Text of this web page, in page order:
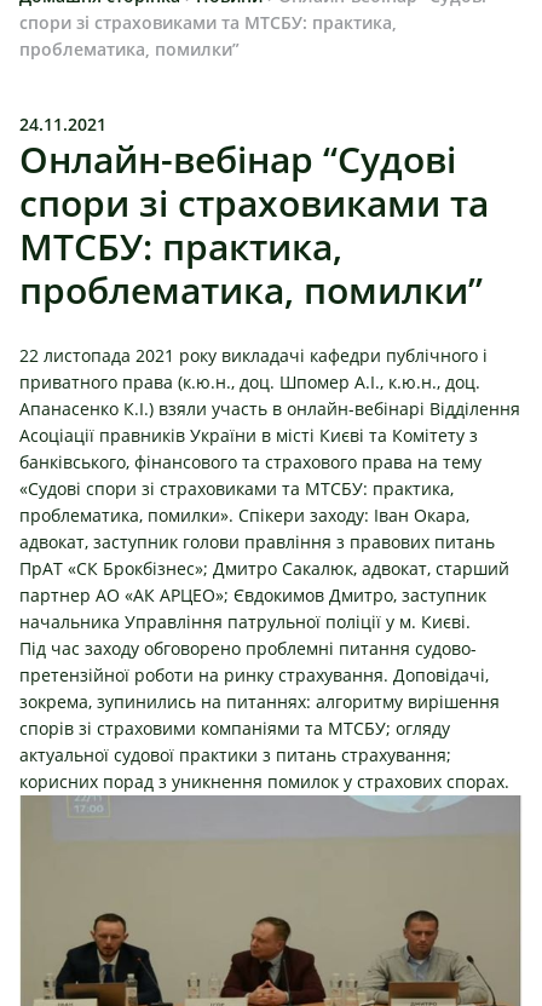
спори зі страховиками та МТСБУ: практика,
проблематика, помилки”
24.11.2021
Онлайн-вебінар “Судові
спори зі страховиками та
МТСБУ: практика,
проблематика, помилки”
22 листопада 2021 року викладачі кафедри публічного і
приватного права (к.ю.н., доц. Шпомер А.І., к.ю.н., доц.
Апанасенко К.І.) взяли участь в онлайн-вебінарі Відділення
Асоціації правників України в місті Києві та Комітету з
банківського, фінансового та страхового права на тему
«Судові спори зі страховиками та МТСБУ: практика,
проблематика, помилки». Спікери заходу: Іван Окара,
адвокат, заступник голови правління з правових питань
ПрАТ «СК Брокбізнес»; Дмитро Сакалюк, адвокат, старший
партнер АО «АК АРЦЕО»; Євдокимов Дмитро, заступник
начальника Управління патрульної поліції у м. Києві.
Під час заходу обговорено проблемні питання судово-
претензійної роботи на ринку страхування. Доповідачі,
зокрема, зупинились на питаннях: алгоритму вирішення
спорів зі страховими компаніями та МТСБУ; огляду
актуальної судової практики з питань страхування;
корисних порад з уникнення помилок у страхових спорах.